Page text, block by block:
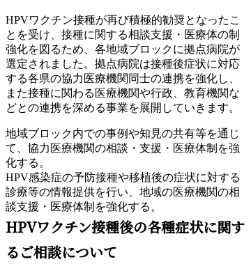
HPVワクチン接種が再び積極的勧奨となったこ
とを受け、接種に関する相談支援・医療体の制
強化を図るため、各地域ブロックに拠点病院が
選定されました。拠点病院は接種後症状に対応
する各県の協力医療機関同士の連携を強化し、
また接種に関わる医療機関や行政、教育機関な
どとの連携を深める事業を展開していきます。
地域ブロック内での事例や知見の共有等を通じ
て、協力医療機関の相談・支援・医療体制を強
化する。
HPV感染症の予防接種や移植後の症状に対する
診療等の情報提供を行い、地域の医療機関の相
談支援・医療体制を強化する。
HPVワクチン接種後の各種症状に関す
るご相談について